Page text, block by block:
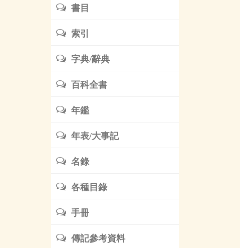
書目
索引
字典/辭典
百科全書
年鑑
年表/大事記
名錄
各種目錄
手冊
傳記參考資料